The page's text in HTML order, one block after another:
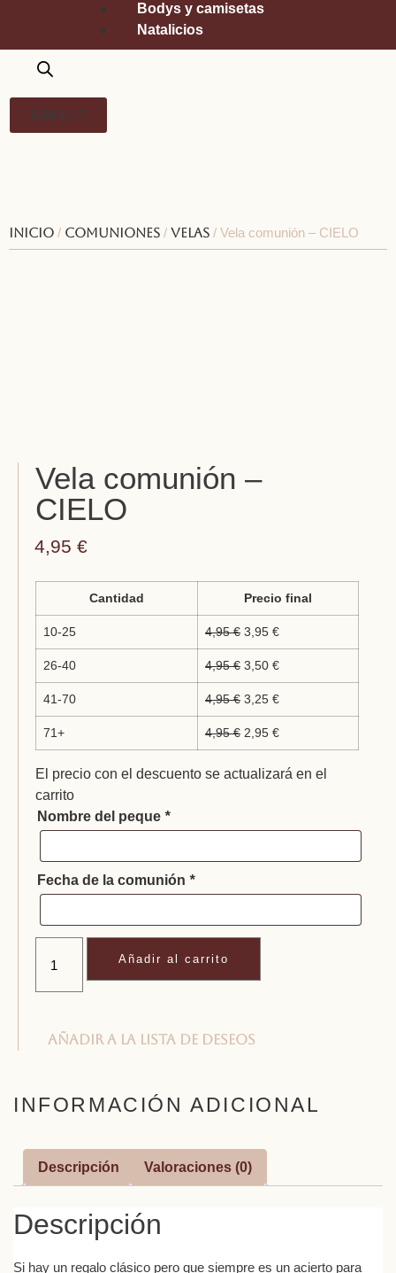
Bodys y camisetas
Natalicios
0,00 € 0
Inicio / Comuniones / Velas / Vela comunión – CIELO
Vela comunión –
CIELO
4,95 €
Cantidad Precio final
10-25 4,95€ 3,95 €
26-40 4,95€ 3,50 €
41-70 4,95€ 3,25 €
71+ 4,95€ 2,95 €
El precio con el descuento se actualizará en el
carrito
Nombre del peque *
Fecha de la comunión *
Añadir al carrito
Añadir a la lista de deseos
INFORMACIÓN ADICIONAL
Descripción Valoraciones (0)
Descripción
Si hay un regalo clásico pero que siempre es un acierto para